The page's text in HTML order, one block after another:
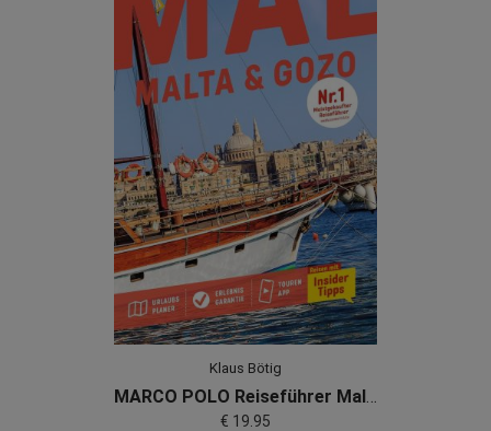
Klaus Bötig
€ 19.95